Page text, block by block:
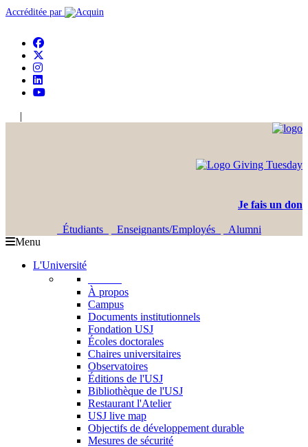
Accréditée par
|
Je fais un don
Étudiants Enseignants/Employés
Alumni
Menu
L'Université
À propos
Campus
Documents institutionnels
Fondation USJ
Écoles doctorales
Chaires universitaires
Observatoires
Éditions de l'USJ
Bibliothèque de l'USJ
Restaurant l'Atelier
USJ live map
Objectifs de développement durable
Mesures de sécurité